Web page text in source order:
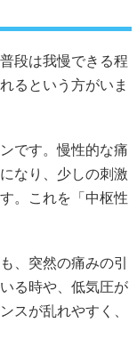
段は我慢できる程
るという方がいま
です。慢性的な痛
なり、少しの刺激
。これを「中枢性
、突然の痛みの引
る時や、低気圧が
スが乱れやすく、